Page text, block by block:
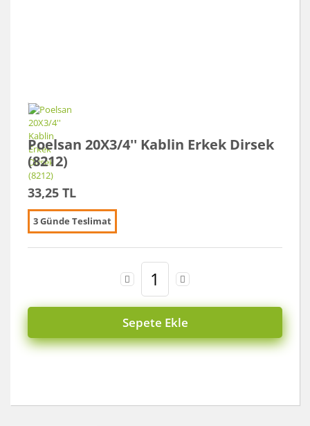
Poelsan 20X3/4'' Kablin Erkek Dirsek
(8212)
33,25 TL
3 Günde Teslimat
Sepete Ekle